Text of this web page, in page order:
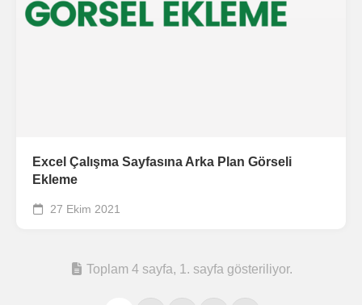
Excel Çalışma Sayfasına Arka Plan Görseli
Ekleme
27 Ekim 2021
Toplam 4 sayfa, 1. sayfa gösteriliyor.